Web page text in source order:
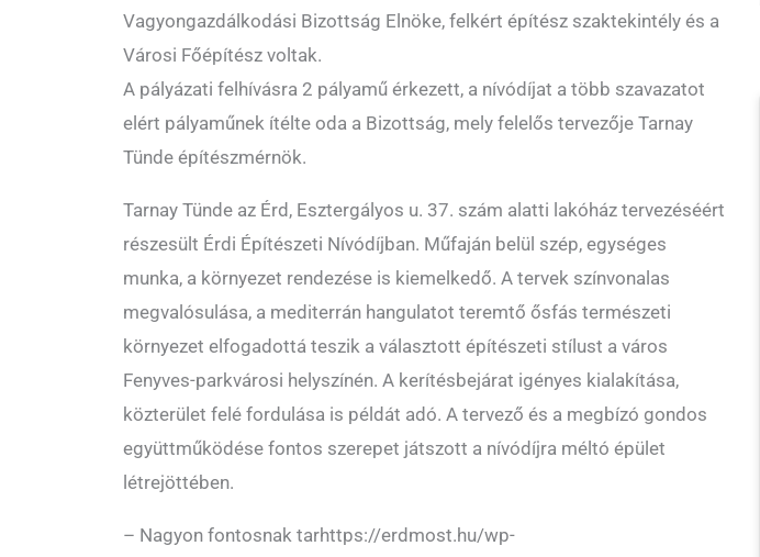
Vagyongazdálkodási Bizottság Elnöke, felkért építész szaktekintély és a
Városi Főépítész voltak.
A pályázati felhívásra 2 pályamű érkezett, a nívódíjat a több szavazatot
elért pályaműnek ítélte oda a Bizottság, mely felelős tervezője Tarnay
Tünde építészmérnök.
Tarnay Tünde az Érd, Esztergályos u. 37. szám alatti lakóház tervezéséért
részesült Érdi Építészeti Nívódíjban. Műfaján belül szép, egységes
munka, a környezet rendezése is kiemelkedő. A tervek színvonalas
megvalósulása, a mediterrán hangulatot teremtő ősfás természeti
környezet elfogadottá teszik a választott építészeti stílust a város
Fenyves-parkvárosi helyszínén. A kerítésbejárat igényes kialakítása,
közterület felé fordulása is példát adó. A tervező és a megbízó gondos
együttműködése fontos szerepet játszott a nívódíjra méltó épület
létrejöttében.
– Nagyon fontosnak tarhttps://erdmost.hu/wp-